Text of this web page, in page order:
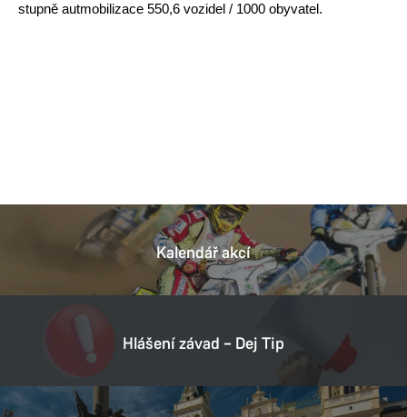
stupně autmobilizace 550,6 vozidel / 1000 obyvatel.
Kalendář akcí
Hlášení závad – Dej Tip